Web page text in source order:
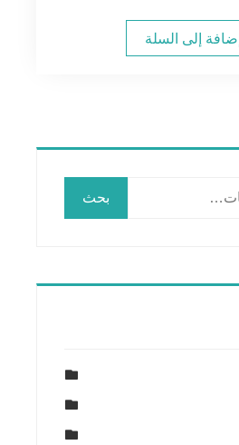
إضافة إلى السلة
بحث